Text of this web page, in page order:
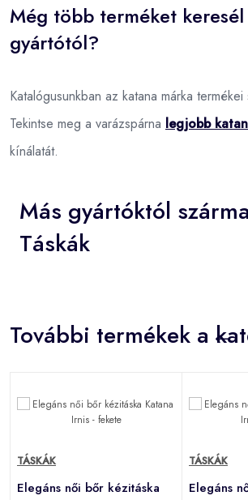
Még több terméket keresél
gyártótól?
Katalógusunkban az katana márka
Tekintse meg a varázspárna legjobb
kínálatát.
Más gyártóktól
Táskák
További termékek a
TÁSKÁK
Elegáns női bőr kézitáska
TÁSKÁK
Elegáns